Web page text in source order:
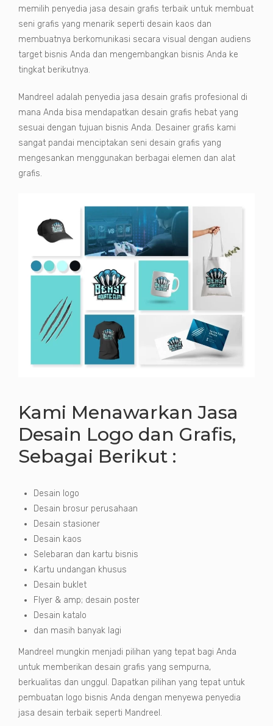
memilih penyedia jasa desain grafis terbaik untuk membuat
seni grafis yang menarik seperti desain kaos dan
membuatnya berkomunikasi secara visual dengan audiens
target bisnis Anda dan mengembangkan bisnis Anda ke
tingkat berikutnya.
Mandreel adalah penyedia jasa desain grafis profesional di
mana Anda bisa mendapatkan desain grafis hebat yang
sesuai dengan tujuan bisnis Anda. Desainer grafis kami
sangat pandai menciptakan seni desain grafis yang
mengesankan menggunakan berbagai elemen dan alat
grafis.
Kami Menawarkan Jasa
Desain Logo dan Grafis,
Sebagai Berikut :
Desain logo
Desain brosur perusahaan
Desain stasioner
Desain kaos
Selebaran dan kartu bisnis
Kartu undangan khusus
Desain buklet
Flyer & amp; desain poster
Desain katalo
dan masih banyak lagi
Mandreel mungkin menjadi pilihan yang tepat bagi Anda
untuk memberikan desain grafis yang sempurna,
berkualitas dan unggul. Dapatkan pilihan yang tepat untuk
pembuatan logo bisnis Anda dengan menyewa penyedia
jasa desain terbaik seperti Mandreel.